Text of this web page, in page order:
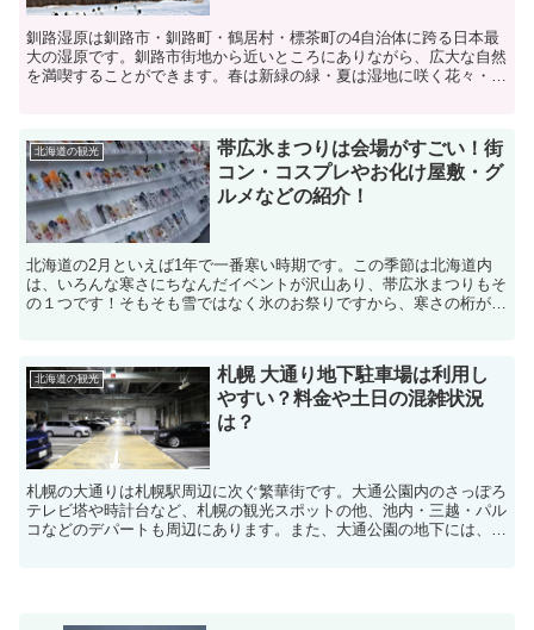
釧路湿原は釧路市・釧路町・鶴居村・標茶町の4自治体に跨る日本最
大の湿原です。釧路市街地から近いところにありながら、広大な自然
を満喫することができます。春は新緑の緑・夏は湿地に咲く花々・秋
北海道の観光
帯広氷まつりは会場がすごい！街
コン・コスプレやお化け屋敷・グ
ルメなどの紹介！
北海道の2月といえば1年で一番寒い時期です。この季節は北海道内
は、いろんな寒さにちなんだイベントが沢山あり、帯広氷まつりもそ
の１つです！そもそも雪ではなく氷のお祭りですから、寒さの桁が違
北海道の観光
札幌 大通り地下駐車場は利用し
やすい？料金や土日の混雑状況
は？
札幌の大通りは札幌駅周辺に次ぐ繁華街です。大通公園内のさっぽろ
テレビ塔や時計台など、札幌の観光スポットの他、池内・三越・パル
コなどのデパートも周辺にあります。また、大通公園の地下には、